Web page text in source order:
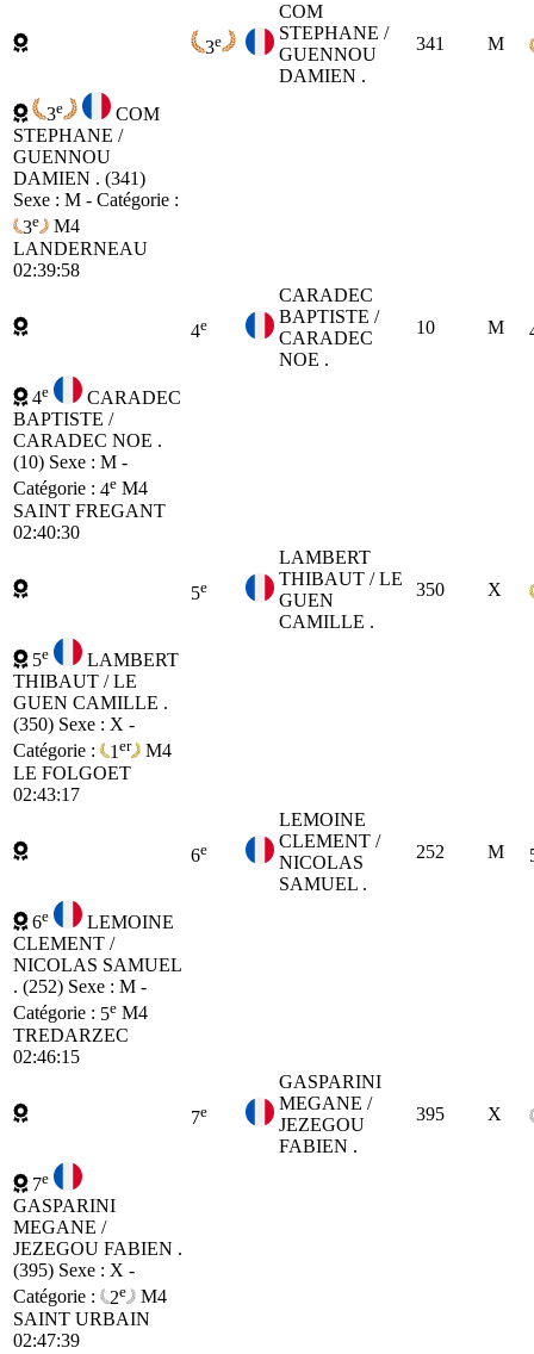
3e
COM
STEPHANE /
GUENNOU
DAMIEN .
341 M
3e
COM
STEPHANE /
GUENNOU
DAMIEN . (341)
Sexe : M - Catégorie :
3e
M4
LANDERNEAU
02:39:58
4e
CARADEC
BAPTISTE /
CARADEC
NOE .
10 M
4e
CARADEC
BAPTISTE /
CARADEC NOE .
(10) Sexe : M -
Catégorie : 4e M4
SAINT FREGANT
02:40:30
5e
LAMBERT
THIBAUT / LE
GUEN
CAMILLE .
350 X
5e
LAMBERT
THIBAUT / LE
GUEN CAMILLE .
(350) Sexe : X -
Catégorie :
1 er
M4
LE FOLGOET
02:43:17
6e
LEMOINE
CLEMENT /
NICOLAS
SAMUEL .
252 M
6e
LEMOINE
CLEMENT /
NICOLAS SAMUEL
. (252) Sexe : M -
Catégorie : 5e M4
TREDARZEC
02:46:15
7e
GASPARINI
MEGANE /
JEZEGOU
FABIEN .
395 X
7e
GASPARINI
MEGANE /
JEZEGOU FABIEN .
(395) Sexe : X -
Catégorie :
2e
M4
SAINT URBAIN
02:47:39